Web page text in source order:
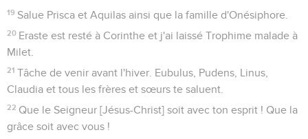
19 Salue Prisca et Aquilas ainsi que la famille d'Onésiphore.
20 Eraste est resté à Corinthe et j'ai laissé Trophime malade à
Milet.
21 Tâche de venir avant l'hiver. Eubulus, Pudens, Linus,
Claudia et tous les frères et sœurs te saluent.
22 Que le Seigneur [Jésus-Christ] soit avec ton esprit ! Que la
grâce soit avec vous !